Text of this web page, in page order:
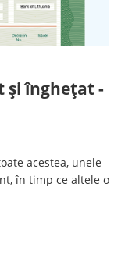
și înghețat -
acestea, unele
în timp ce altele o